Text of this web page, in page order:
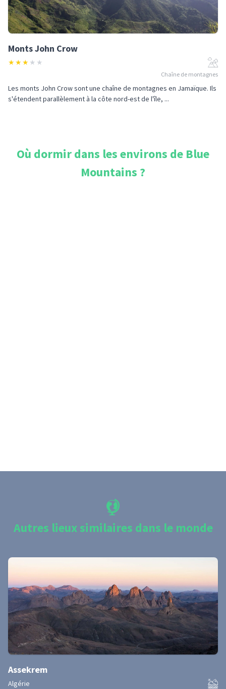
Monts John Crow
★★★ ★ ★
Chaîne de montagnes
Les monts John Crow sont une chaîne de montagnes en Jamaïque. Ils
s'étendent parallèlement à la côte nord-est de l'île, ...
Où dormir dans les environs de Blue
Mountains ?
Autres lieux similaires dans le monde
Assekrem
Algérie